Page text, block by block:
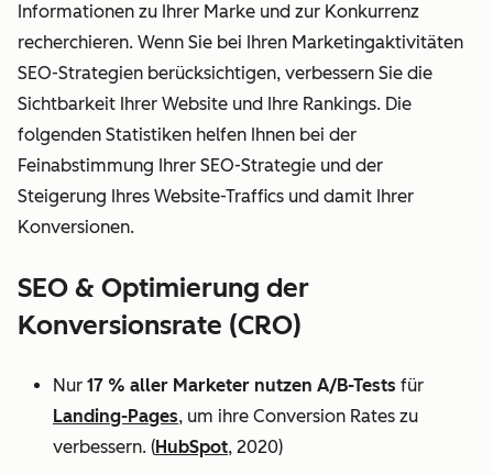
Informationen zu Ihrer Marke und zur Konkurrenz
recherchieren. Wenn Sie bei Ihren Marketingaktivitäten
SEO-Strategien berücksichtigen, verbessern Sie die
Sichtbarkeit Ihrer Website und Ihre Rankings. Die
folgenden Statistiken helfen Ihnen bei der
Feinabstimmung Ihrer SEO-Strategie und der
Steigerung Ihres Website-Traffics und damit Ihrer
Konversionen.
SEO & Optimierung der
Konversionsrate (CRO)
Nur 17 % aller Marketer nutzen A/B-Tests für
Landing-Pages, um ihre Conversion Rates zu
verbessern. (HubSpot, 2020)